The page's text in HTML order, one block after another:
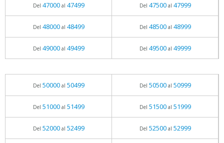
Del 47000al 47499 Del 47500al 47999
Del 48000al 48499 Del 48500al 48999
Del 49000al 49499 Del 49500al 49999
Del 50000al 50499 Del 50500al 50999
Del 51000al 51499 Del 51500al 51999
Del 52000al 52499 Del 52500al 52999